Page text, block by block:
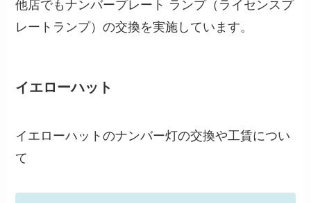
レートランプ）の交換を実施しています。
イエローハット
イエローハットのナンバー灯の交換や工賃につい
て